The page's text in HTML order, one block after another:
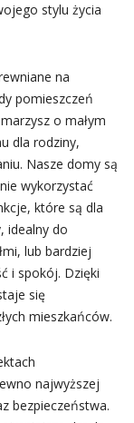
stylu życia
na
pomieszczeń
o małym
dla rodziny,
Nasze domy są
wykorzystać
które są dla
idealny do
lub bardziej
i spokój. Dzięki
się
mieszkańców.
najwyższej
bezpieczeństwa.